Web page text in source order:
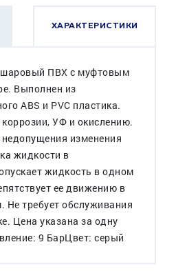
ХАРАКТЕРИСТИКИ
ПВХ с муфтовым
Выполнен из
ABS и PVC пластика.
УФ и окислению.
изменения
жидкости в
жидкость в одном
ее движению в
Не требует обслуживания
Цена указана за одну
9 БарЦвет: серый